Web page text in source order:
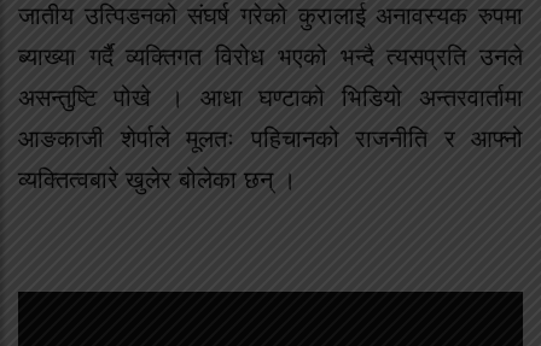
जातीय उत्पिडनको संघर्ष गरेको कुरालाई अनावस्यक रुपमा
ब्याख्या गर्दै व्यक्तिगत विरोध भएको भन्दै त्यसप्रति उनले
असन्तुष्टि पोखे । आधा घण्टाको भिडियो अन्तरवार्तामा
आङकाजी शेर्पाले मूलतः पहिचानको राजनीति र आफ्नो
व्यक्तित्वबारे खुलेर बोलेका छन् ।